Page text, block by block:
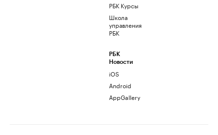
РБК Курсы
Школа
управления
РБК
РБК
Новости
iOS
Android
AppGallery